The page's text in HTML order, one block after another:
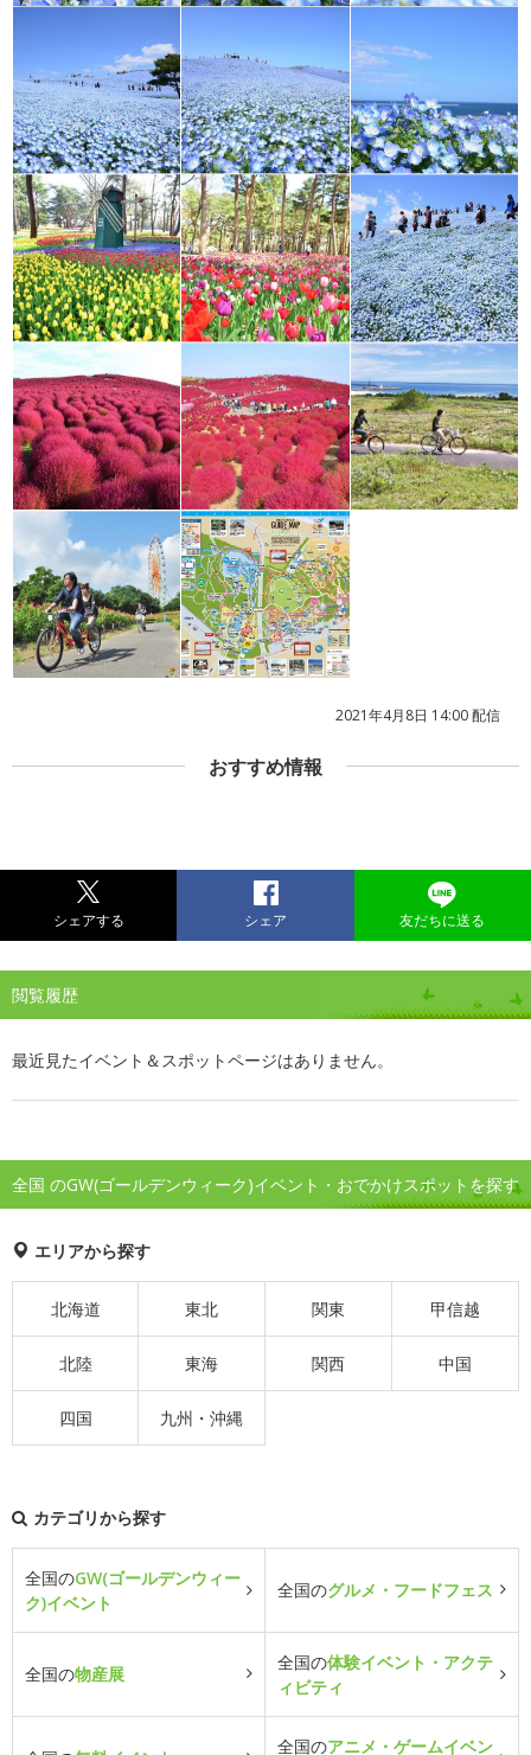
2021年4月8日 14:00 配信
おすすめ情報
シェアする シェア 友だちに送る
閲覧履歴
最近見たイベント＆スポットページはありません。
全国 のGW(ゴールデンウィーク)イベント・おでかけスポットを探す
エリアから探す
北海道 東北 関東 甲信越
北陸 東海 関西 中国
四国 九州・沖縄
カテゴリから探す
全国のGW(ゴールデンウィー
ク)イベント
全国のグルメ・フードフェス
全国の物産展
全国の体験イベント・アクテ
ィビティ
全国のアニメ・ゲームイベン